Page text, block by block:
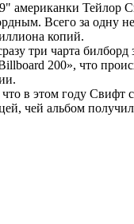
американки Тейлор
Всего за одну
копий.
три чарта
200», что
в этом году Свифт
чей альбом